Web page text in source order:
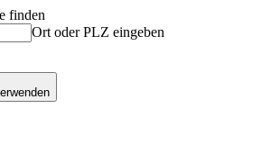
finden
Ort oder PLZ eingeben